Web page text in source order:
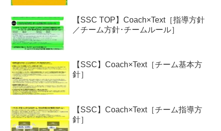
【SSC TOP】Coach×Text［指導方針
／チーム方針･チームルール］
【SSC】Coach×Text［チーム基本方
針］
【SSC】Coach×Text［チーム指導方
針］